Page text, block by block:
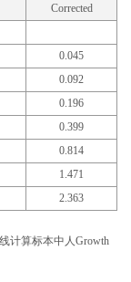
Corrected
0.045
0.092
0.196
0.399
0.814
1.471
2.363
计算标本中人Growth